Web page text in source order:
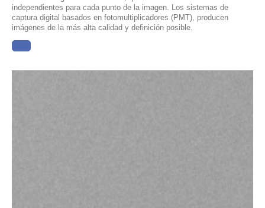
independientes para cada punto de la imagen. Los sistemas de
captura digital basados en fotomultiplicadores (PMT), producen
imágenes de la más alta calidad y definición posible.